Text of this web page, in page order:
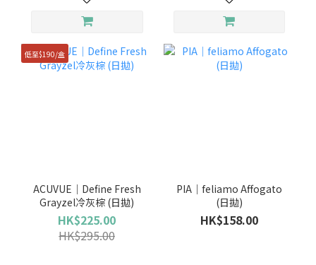
低至$190/盒
ACUVUE｜Define Fresh
Grayzel冷灰棕 (日拋)
HK$225.00
HK$295.00
PIA｜feliamo Affogato
(日拋)
HK$158.00